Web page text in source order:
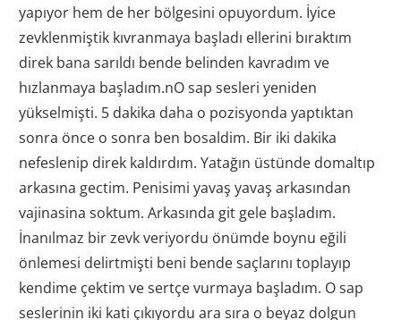
yapıyor hem de her bölgesini opuyordum. İyice
zevklenmiştik kıvranmaya başladı ellerini bıraktım
direk bana sarıldı bende belinden kavradım ve
hızlanmaya başladım.nO sap sesleri yeniden
yükselmişti. 5 dakika daha o pozisyonda yaptıktan
sonra önce o sonra ben bosaldim. Bir iki dakika
nefeslenip direk kaldırdım. Yatağın üstünde domaltıp
arkasına gectim. Penisimi yavaş yavaş arkasından
vajinasina soktum. Arkasında git gele başladım.
İnanılmaz bir zevk veriyordu önümde boynu eğili
önlemesi delirtmişti beni bende saçlarını toplayıp
kendime çektim ve sertçe vurmaya başladım. O sap
seslerinin iki kati çıkıyordu ara sıra o beyaz dolgun